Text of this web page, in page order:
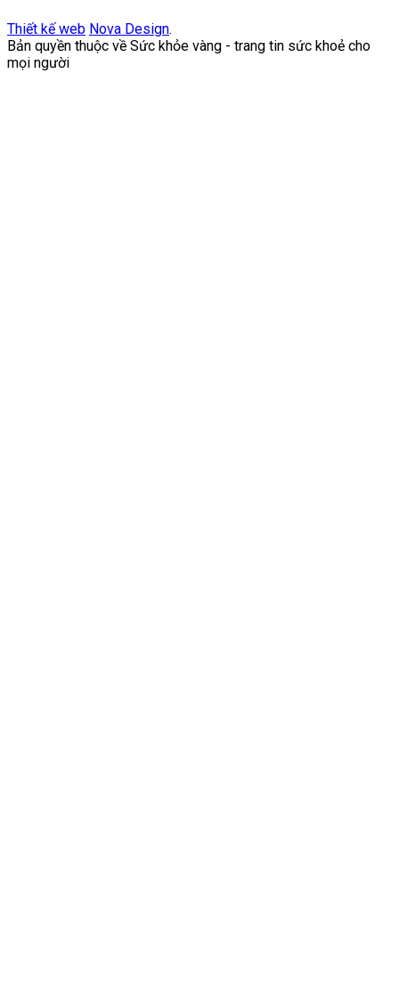
Thiết kế web Nova Design.
Bản quyền thuộc về Sức khỏe vàng - trang tin sức khoẻ cho
mọi người